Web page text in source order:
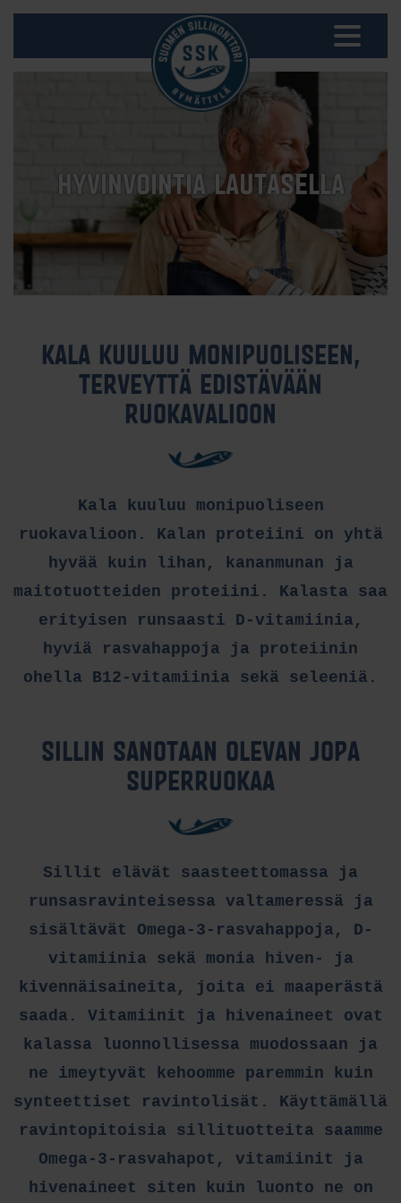
HYVINVOINTIA LAUTASELLA
KALA KUULUU MONIPUOLISEEN,
TERVEYTTÄ EDISTÄVÄÄN
RUOKAVALIOON
Kala kuuluu monipuoliseen
ruokavalioon. Kalan proteiini on yhtä
hyvää kuin lihan, kananmunan ja
maitotuotteiden proteiini. Kalasta saa
erityisen runsaasti D-vitamiinia,
hyviä rasvahappoja ja proteiinin
ohella B12-vitamiinia sekä seleeniä.
SILLIN SANOTAAN OLEVAN JOPA
SUPERRUOKAA
Sillit elävät saasteettomassa ja
runsasravinteisessa valtameressä ja
sisältävät Omega-3-rasvahappoja, D-
vitamiinia sekä monia hiven- ja
kivennäisaineita, joita ei maaperästä
saada. Vitamiinit ja hivenaineet ovat
kalassa luonnollisessa muodossaan ja
ne imeytyvät kehoomme paremmin kuin
synteettiset ravintolisät. Käyttämällä
ravintopitoisia sillituotteita saamme
Omega-3-rasvahapot, vitamiinit ja
hivenaineet siten kuin luonto ne on